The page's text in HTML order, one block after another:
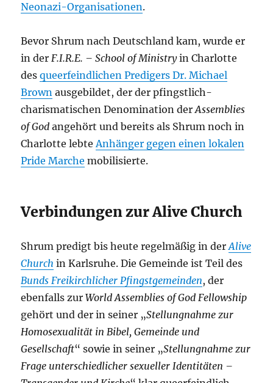
Neonazi-Organisationen.
Bevor Shrum nach Deutschland kam, wurde er
in derF.I.R.E. – School of Ministryin Charlotte
desqueerfeindlichen Predigers Dr. Michael
Brown ausgebildet, der der pfingstlich-
charismatischen Denomination derAssemblies
of God angehört und bereits als Shrum noch in
Charlotte lebteAnhänger gegen einen lokalen
Pride Marche mobilisierte.
Verbindungen zur Alive Church
Shrum predigt bis heute regelmäßig in derAlive
Church in Karlsruhe. Die Gemeinde ist Teil des
Bunds Freikirchlicher Pfingstgemeinden, der
ebenfalls zurWorld Assemblies of God Fellowship
gehört und der in seiner „Stellungnahme zur
Homosexualität in Bibel, Gemeinde und
Gesellschaft“ sowie in seiner „Stellungnahme zur
Frage unterschiedlicher sexueller Identitäten –